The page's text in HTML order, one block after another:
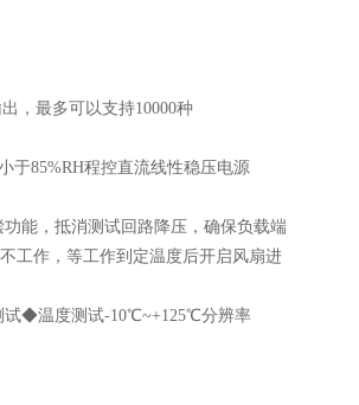
，最多可以支持10000种
于85%RH程控直流线性稳压电源
能，抵消测试回路降压，确保负载端
工作，等工作到定温度后开启风扇进
◆温度测试-10℃~+125℃分辨率